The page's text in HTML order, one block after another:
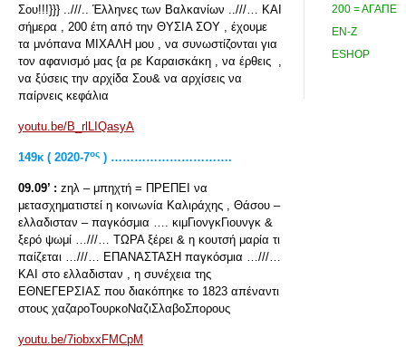
Σου!!!}}} ..///.. Έλληνες των Βαλκανίων ..///… ΚΑΙ
σήμερα , 200 έτη από την ΘΥΣΙΑ ΣΟΥ , έχουμε
τα μνόπανα ΜΙΧΑΛΗ μου , να συνωστίζονται για
τον αφανισμό μας {α ρε Καραισκάκη , να έρθεις ,
να ξύσεις την αρχίδα Σου& να αρχίσεις να
παίρνεις κεφάλια
youtu.be/B_rlLIQasyA
149κ ( 2020-7ος ) ………………………….
09.09’ : zηλ – μπηχτή = ΠΡΕΠΕΙ να
μετασχηματιστεί η κοινωνία Καλιράχης , Θάσου –
ελλαδισταν – παγκόσμια …. κιμΓιονγκΓιουνγκ &
ξερό ψωμί …///… ΤΩΡΑ ξέρει & η κουτσή μαρία τι
παίζεται …///… ΕΠΑΝΑΣΤΑΣΗ παγκόσμια …///…
ΚΑΙ στο ελλαδισταν , η συνέχεια της
ΕΘΝΕΓΕΡΣΙΑΣ που διακόπηκε το 1823 απέναντι
στους χαζαροΤουρκοΝαζιΣλαβοΣπορους
youtu.be/7iobxxFMCpM
200 = ΑΓΑΠΕ
ΕΝ-Ζ
ESHOP